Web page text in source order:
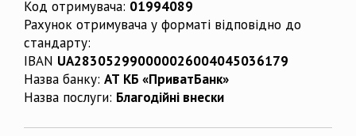
Код отримувача: 01994089
Рахунок отримувача у форматі відповідно до
стандарту:
IBAN UA283052990000026004045036179
Назва банку: АТ КБ «ПриватБанк»
Назва послуги: Благодійні внески